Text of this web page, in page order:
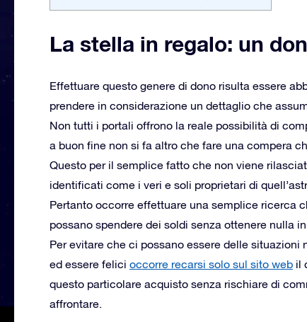
La stella in regalo: un
Effettuare questo genere di dono risulta essere
prendere in considerazione un dettaglio che
Non tutti i portali offrono la reale possibilità di
a buon fine non si fa altro che fare una compera
Questo per il semplice fatto che non viene
identificati come i veri e soli proprietari di
Pertanto occorre effettuare una semplice ricerca
possano spendere dei soldi senza ottenere nulla
Per evitare che ci possano essere delle
ed essere felici occorre recarsi solo sul sito web il
questo particolare acquisto senza rischiare di
affrontare.